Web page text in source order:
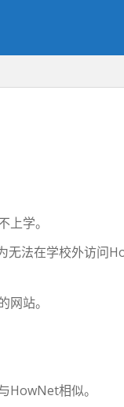
学。
无法在学校外访问
站。
HowNet相似。